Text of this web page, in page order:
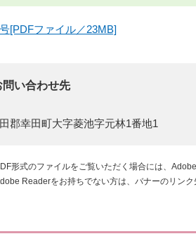
[PDFファイル／23MB]
い合わせ先
郡幸田町大字菱池字元林1番地1
形式のファイルをご覧いただく場合には、
Readerをお持ちでない方は、バナーのリンク